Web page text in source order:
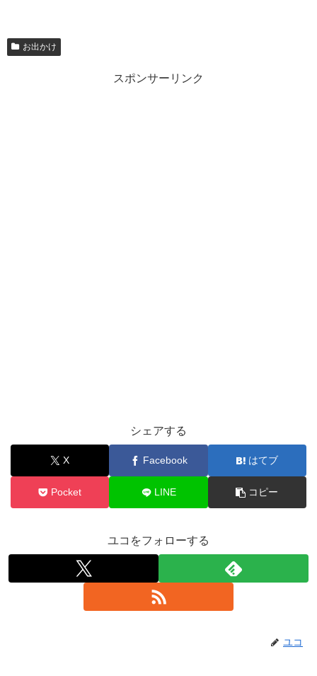
お出かけ
スポンサーリンク
シェアする
X Facebook はてブ
Pocket LINE コピー
ユコをフォローする
ユコ